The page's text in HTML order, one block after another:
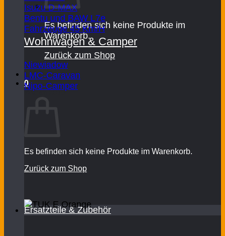
Es befinden sich keine Produkte im
Warenkorb.
Zurück zum Shop
0
Warenkorb
Es befinden sich keine Produkte im Warenkorb.
Zurück zum Shop
Isuzu D-MAX
Bentu und BAW L7e
Fahrzeuge 45 Km/H
Wohnwagen & Camper
Niewiadow
LMC-Caravan
Nipo-Camper
Ersatzteile & Zubehör